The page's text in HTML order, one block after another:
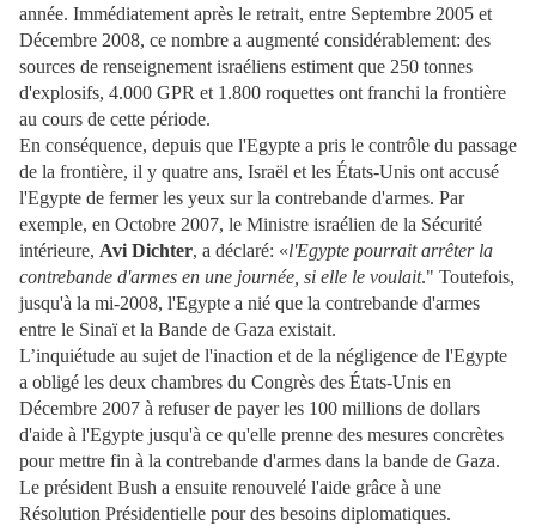
année. Immédiatement après le retrait, entre Septembre 2005 et
Décembre 2008, ce nombre a augmenté considérablement: des
sources de renseignement israéliens estiment que 250 tonnes
d'explosifs, 4.000 GPR et 1.800 roquettes ont franchi la frontière
au cours de cette période.
En conséquence, depuis que l'Egypte a pris le contrôle du passage
de la frontière, il y quatre ans, Israël et les États-Unis ont accusé
l'Egypte de fermer les yeux sur la contrebande d'armes. Par
exemple, en Octobre 2007, le Ministre israélien de la Sécurité
intérieure, Avi Dichter, a déclaré: «l'Egypte pourrait arrêter la
contrebande d'armes en une journée, si elle le voulait." Toutefois,
jusqu'à la mi-2008, l'Egypte a nié que la contrebande d'armes
entre le Sinaï et la Bande de Gaza existait.
L’inquiétude au sujet de l'inaction et de la négligence de l'Egypte
a obligé les deux chambres du Congrès des États-Unis en
Décembre 2007 à refuser de payer les 100 millions de dollars
d'aide à l'Egypte jusqu'à ce qu'elle prenne des mesures concrètes
pour mettre fin à la contrebande d'armes dans la bande de Gaza.
Le président Bush a ensuite renouvelé l'aide grâce à une
Résolution Présidentielle pour des besoins diplomatiques.